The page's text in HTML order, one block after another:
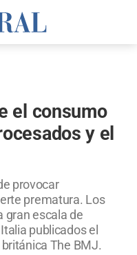
el consumo
y el
provocar
prematura. Los
gran escala de
publicados el
The BMJ.